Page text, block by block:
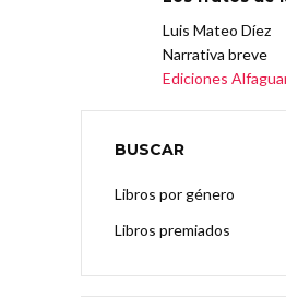
Luis Mateo Díez
Narrativa breve
Ediciones
BUSCAR
Libros por género
Libros premiados